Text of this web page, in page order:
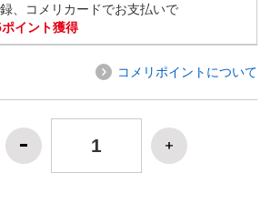
、コメリカードでお支払いで
イント獲得
コメリポイントについて